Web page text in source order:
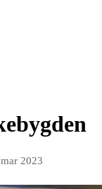
2023